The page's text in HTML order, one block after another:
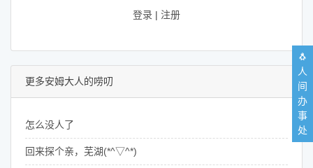
登录 | 注册
更多安姆大人的唠叨
怎么没人了
回来探个亲，芜湖(*^▽^*)
🐧
人
间
办
事
处